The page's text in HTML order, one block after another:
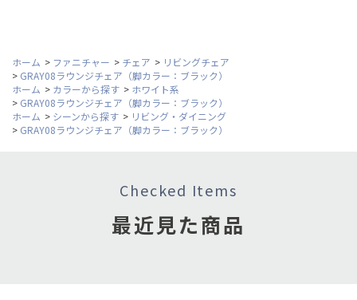
ホーム > ファニチャー > チェア > リビングチェア
> GRAY08ラウンジチェア（脚カラー：ブラック）
ホーム > カラーから探す > ホワイト系
> GRAY08ラウンジチェア（脚カラー：ブラック）
ホーム > シーンから探す > リビング・ダイニング
> GRAY08ラウンジチェア（脚カラー：ブラック）
Checked Items
最近見た商品